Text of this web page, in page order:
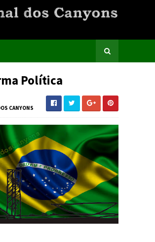
Política
CANYONS